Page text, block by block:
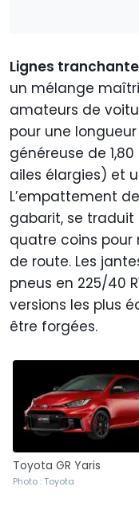
Lignes
un mélange
amateurs de
pour une
généreuse de
ailes élargies) et
L’empattement
gabarit, se traduit
quatre coins
de route. Les
pneus en 225/40
versions les plus
être forgées.
Toyota GR Yaris
Photo : Toyota